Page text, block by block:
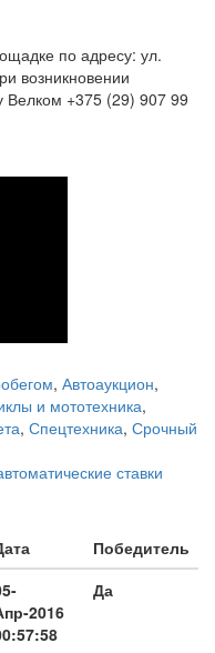
по адресу: ул.
возникновении
Велком +375 (29) 907 99
, Автоаукцион,
и мототехника,
, Спецтехника, Срочный
ставки
Победитель
2016
Да